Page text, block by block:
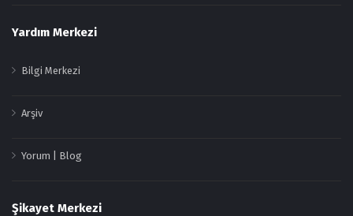
Yardım Merkezi
Bilgi Merkezi
Arşiv
Yorum | Blog
Şikayet Merkezi